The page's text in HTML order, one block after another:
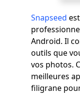
Snapseed
Android. Il
outils que
vos photos.
meilleures
filigrane